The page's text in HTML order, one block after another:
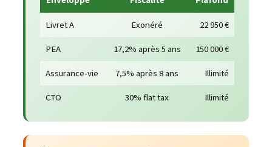
Livret A Exonéré 22 950 €
PEA 17,2% après 5 ans 150 000 €
Assurance-vie 7,5% après 8 ans Illimité
CTO 30% flat tax Illimité